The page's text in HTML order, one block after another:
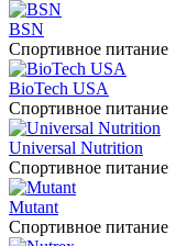
BSN
Спортивное питание
BioTech USA
Спортивное питание
Universal Nutrition
Спортивное питание
Mutant
Спортивное питание